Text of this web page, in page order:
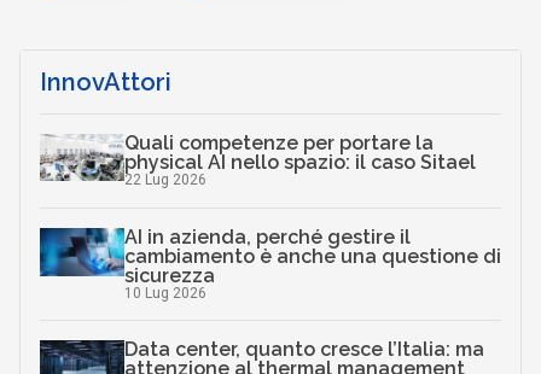
InnovAttori
Quali competenze per portare la
physical AI nello spazio: il caso Sitael
22 Lug 2026
AI in azienda, perché gestire il
cambiamento è anche una questione di
sicurezza
10 Lug 2026
Data center, quanto cresce l’Italia: ma
attenzione al thermal management